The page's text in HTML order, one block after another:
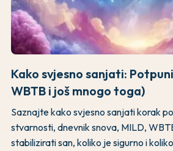
Kako svjesno sanjati:
WBTB i još mnogo toga)
Saznajte kako svjesno sanjati korak
stvarnosti, dnevnik snova, MILD,
stabilizirati san, koliko je sigurno i